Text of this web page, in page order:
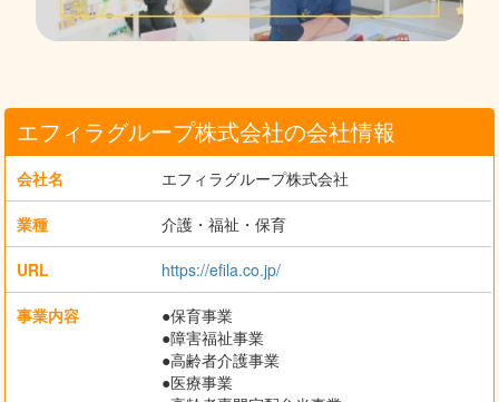
エフィラグループ株式会社の会社情報
会社名 エフィラグループ株式会社
業種 介護・福祉・保育
URL https://efila.co.jp/
事業内容
●保育事業
●障害福祉事業
●高齢者介護事業
●医療事業